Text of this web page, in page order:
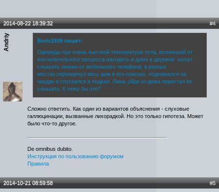
#4
2014-08-22 18:39:32
Andriy
Boris1939 пишет:
Однажды при очень высокой температуре тела, возникшей от
воспалительного процесса находясь в доме в деревне начал
слышать звонки от мобильного телефона, в разных
местах,перевернул весь дом в его поисках, поднимался на
чердак и спускался в подвал. Лишь уйдя из дома перестал их
слышать. К чему бы это?
Сложно ответить. Как один из вариантов объяснения - слуховые
галлюцинации, вызванные лихорадкой. Но это только гипотеза. Может
было что-то другое.
De omnibus dubito.
Инструкция по пользованию форумом
Правила
#5
2014-10-21 08:59:58